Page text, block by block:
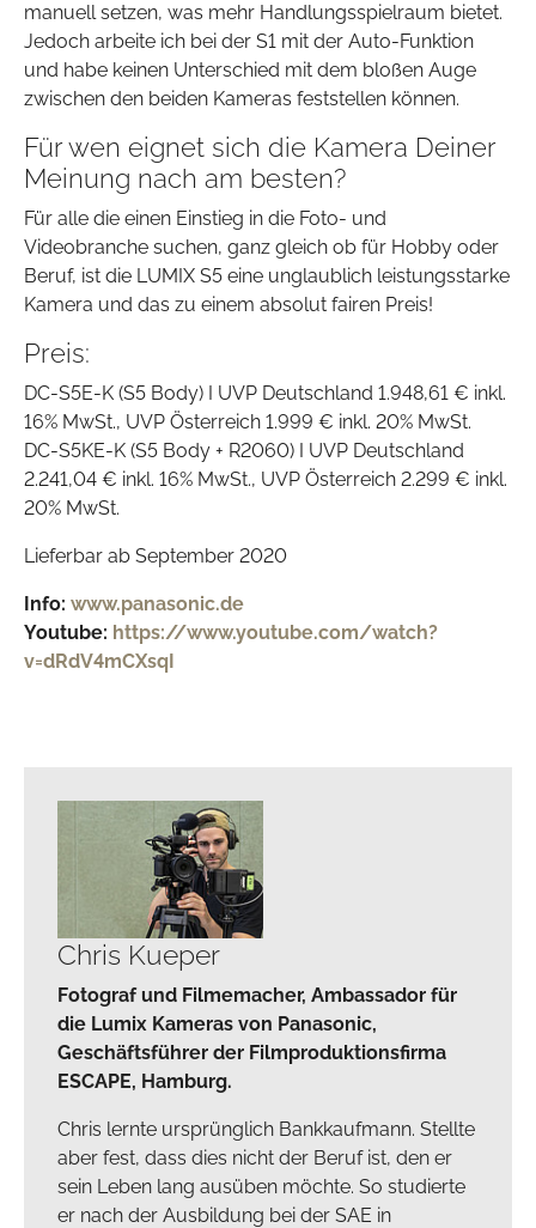
manuell setzen, was mehr Handlungsspielraum bietet.
Jedoch arbeite ich bei der S1 mit der Auto-Funktion
und habe keinen Unterschied mit dem bloßen Auge
zwischen den beiden Kameras feststellen können.
Für wen eignet sich die Kamera Deiner
Meinung nach am besten?
Für alle die einen Einstieg in die Foto- und
Videobranche suchen, ganz gleich ob für Hobby oder
Beruf, ist die LUMIX S5 eine unglaublich leistungsstarke
Kamera und das zu einem absolut fairen Preis!
Preis:
DC-S5E-K (S5 Body) I UVP Deutschland 1.948,61 € inkl.
16% MwSt., UVP Österreich 1.999 € inkl. 20% MwSt.
DC-S5KE-K (S5 Body + R2060) I UVP Deutschland
2.241,04 € inkl. 16% MwSt., UVP Österreich 2.299 € inkl.
20% MwSt.
Lieferbar ab September 2020
Info: www.panasonic.de
Youtube: https://www.youtube.com/watch?
v=dRdV4mCXsqI
Chris Kueper
Fotograf und Filmemacher, Ambassador für
die Lumix Kameras von Panasonic,
Geschäftsführer der Filmproduktionsfirma
ESCAPE, Hamburg.
Chris lernte ursprünglich Bankkaufmann. Stellte
aber fest, dass dies nicht der Beruf ist, den er
sein Leben lang ausüben möchte. So studierte
er nach der Ausbildung bei der SAE in